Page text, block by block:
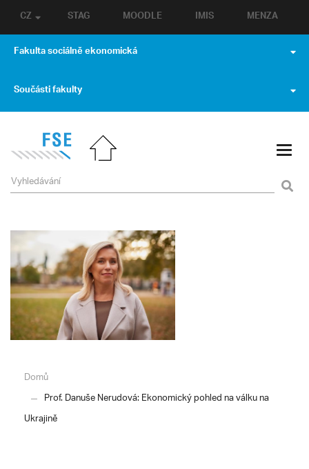
STAG MOODLE IMIS MENZA
CZ
Fakulta sociálně ekonomická
Součásti fakulty
Domů
Prof. Danuše Nerudová: Ekonomický pohled na válku na
Ukrajině